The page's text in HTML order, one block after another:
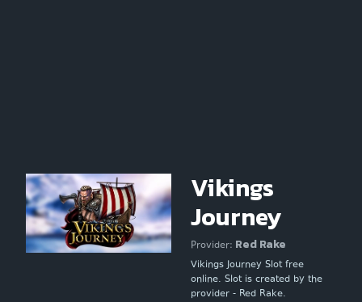
Vikings
Journey
Provider: Red Rake
Vikings Journey Slot free
online. Slot is created by the
provider - Red Rake.